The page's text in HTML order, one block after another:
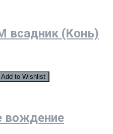
(Конь)
Add to Wishlist
вождение